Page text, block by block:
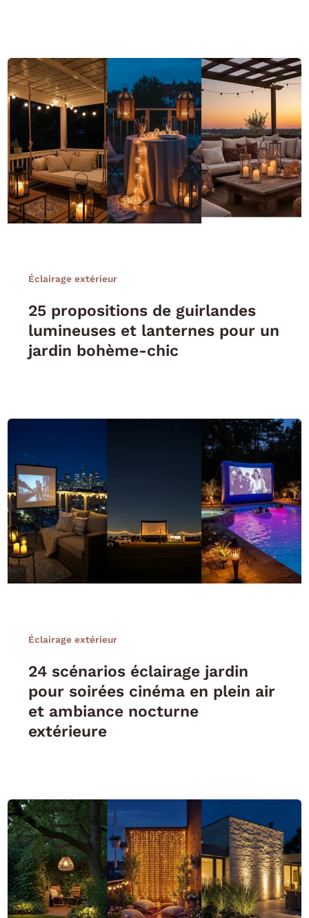
Éclairage extérieur
25 propositions de guirlandes
lumineuses et lanternes pour un
jardin bohème-chic
Éclairage extérieur
24 scénarios éclairage jardin
pour soirées cinéma en plein air
et ambiance nocturne
extérieure